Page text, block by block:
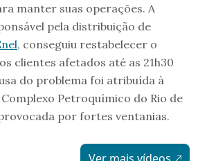
manter suas operações. A
pela distribuição de
, conseguiu restabelecer o
clientes afetados até as 21h30
do problema foi atribuída à
Petroquímico do Rio de
por fortes ventanias.
Ver mais vídeos